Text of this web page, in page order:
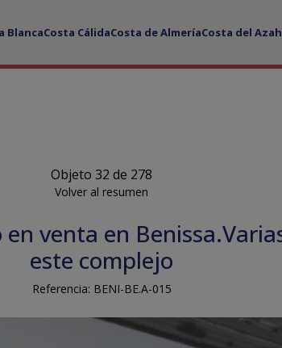
BlancaCosta CálidaCosta de AlmeríaCosta del
Objeto 32 de 278
Volver al resumen
venta en
este complejo
Referencia: BENI-BE.A-015